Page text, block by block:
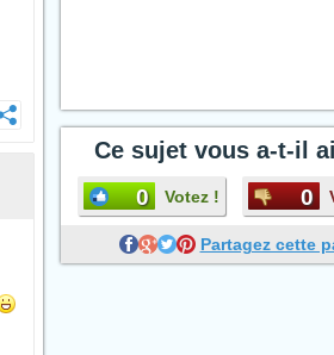
Ce sujet vous a-t-il
0 Votez ! 0
Partagez cette